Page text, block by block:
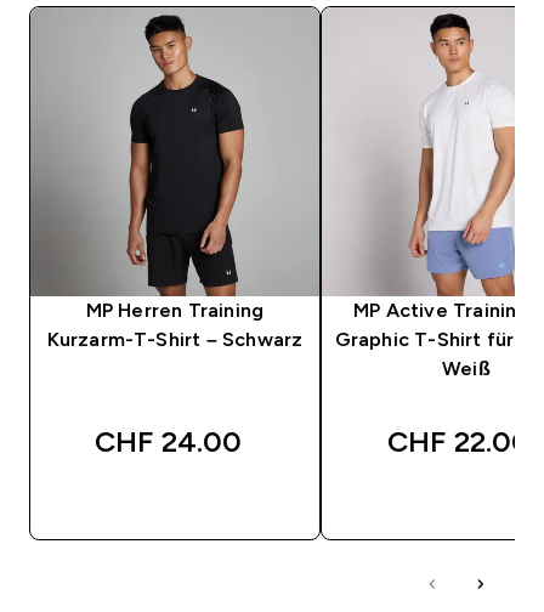
MP Herren Training
Kurzarm-T-Shirt – Schwarz
CHF 24.00‎
MP Active Training
Graphic T-Shirt für
Weiß
CHF 22.00‎